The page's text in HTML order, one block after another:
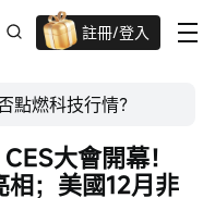
註冊/登入
迎新驚喜賞 股票/BTC等任你揀!
點燃科技行情？
大會開幕！
；美國12月非